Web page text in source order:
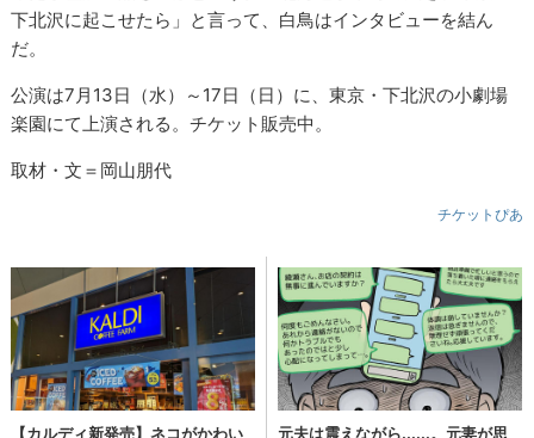
下北沢に起こせたら」と言って、白鳥はインタビューを結ん
だ。
公演は7月13日（水）～17日（日）に、東京・下北沢の小劇場
楽園にて上演される。チケット販売中。
取材・文＝岡山朋代
チケットぴあ